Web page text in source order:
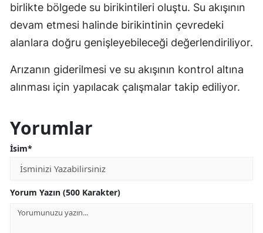
birlikte bölgede su birikintileri oluştu. Su akışının
devam etmesi halinde birikintinin çevredeki
alanlara doğru genişleyebileceği değerlendiriliyor.
Arızanın giderilmesi ve su akışının kontrol altına
alınması için yapılacak çalışmalar takip ediliyor.
Yorumlar
İsim*
Yorum Yazın (500 Karakter)